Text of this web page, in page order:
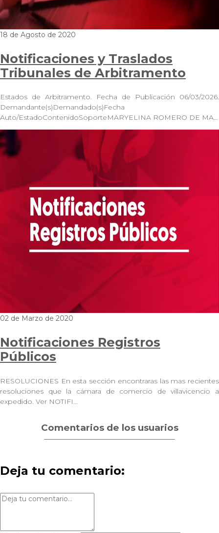
18 de Agosto de 2020
Notificaciones y Traslados
Tribunales de Arbitramento
Estados de Arbitramento. Fecha de Publicación 06/03/2026.
Demandante(s)Demandado(s)Fecha
Auto/EstadoContenidoSoporteMARYELINA ROMERO DE MA…
02 de Marzo de 2020
Notificaciones Registros
Públicos
RESOLUCIONES En esta sección encontraras las mas recientes
resoluciones que la cámara de comercio de villavicencio a
expedido. Ver NOTIFI…
Comentarios de los usuarios
Deja tu comentario: